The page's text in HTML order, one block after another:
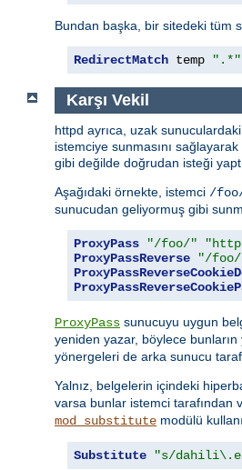
Bundan başka, bir sitedeki tüm
RedirectMatch temp ".*"
Karşı Vekil
httpd ayrıca, uzak
istemciye sunmasını
gibi değilde doğrudan isteği
Aşağıdaki örnekte, istemci /
sunucudan geliyormuş gibi
ProxyPass "/foo/"
ProxyPassReverse
"/
ProxyPass sunucuyu uygun
yeniden yazar, böylece
yönergeleri de arka sunucu
Yalnız, belgelerin içindeki
varsa bunlar istemci tarafından
mod_substitute modülü
Substitute "s/